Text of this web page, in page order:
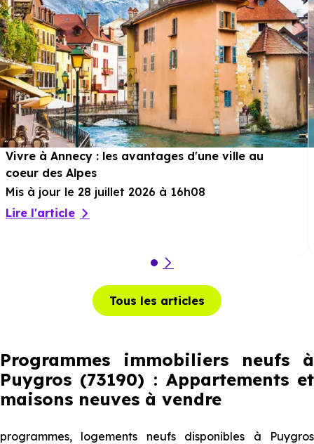
Vivre à Annecy : les avantages d'une ville au
coeur des Alpes
Mis à jour le 28 juillet 2026 à 16h08
Lire l'article
Tous les articles
Programmes immobiliers neufs à
Puygros (73190) : Appartements et
maisons neuves à vendre
programmes, logements neufs disponibles à Puygros